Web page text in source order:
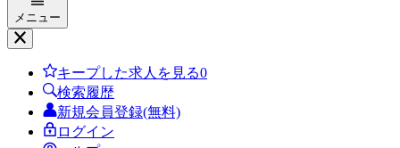
メニュー
キープした求人を見る0
検索履歴
新規会員登録(無料)
ログイン